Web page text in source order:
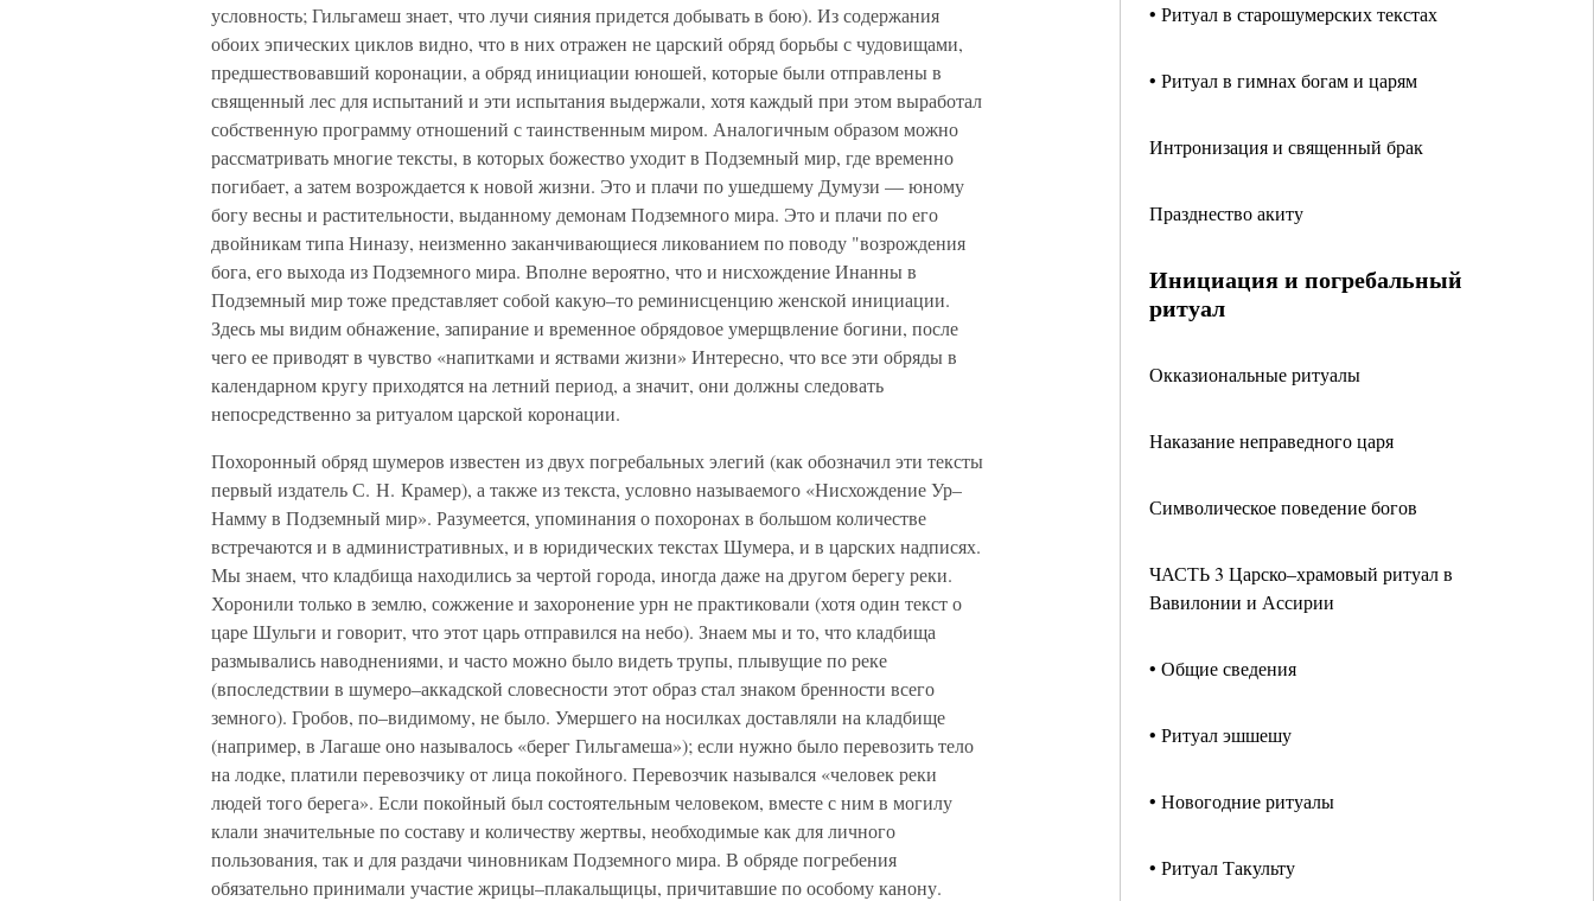
• Ритуал в старошумерских текстах
• Ритуал в гимнах богам и царям
Интронизация и священный брак
Празднество акиту
Инициация и погребальный
ритуал
Окказиональные ритуалы
Наказание неправедного царя
Символическое поведение богов
ЧАСТЬ 3 Царско–храмовый ритуал в
Вавилонии и Ассирии
• Общие сведения
• Ритуал эшшешу
• Новогодние ритуалы
• Ритуал Такульту
условность; Гильгамеш знает, что лучи сияния придется добывать в бою). Из содержания
обоих эпических циклов видно, что в них отражен не царский обряд борьбы с чудовищами,
предшествовавший коронации, а обряд инициации юношей, которые были отправлены в
священный лес для испытаний и эти испытания выдержали, хотя каждый при этом выработал
собственную программу отношений с таинственным миром. Аналогичным образом можно
рассматривать многие тексты, в которых божество уходит в Подземный мир, где временно
погибает, а затем возрождается к новой жизни. Это и плачи по ушедшему Думузи — юному
богу весны и растительности, выданному демонам Подземного мира. Это и плачи по его
двойникам типа Ниназу, неизменно заканчивающиеся ликованием по поводу "возрождения
бога, его выхода из Подземного мира. Вполне вероятно, что и нисхождение Инанны в
Подземный мир тоже представляет собой какую–то реминисценцию женской инициации.
Здесь мы видим обнажение, запирание и временное обрядовое умерщвление богини, после
чего ее приводят в чувство «напитками и яствами жизни» Интересно, что все эти обряды в
календарном кругу приходятся на летний период, а значит, они должны следовать
непосредственно за ритуалом царской коронации.
Похоронный обряд шумеров известен из двух погребальных элегий (как обозначил эти тексты
первый издатель С. Н. Крамер), а также из текста, условно называемого «Нисхождение Ур–
Намму в Подземный мир». Разумеется, упоминания о похоронах в большом количестве
встречаются и в административных, и в юридических текстах Шумера, и в царских надписях.
Мы знаем, что кладбища находились за чертой города, иногда даже на другом берегу реки.
Хоронили только в землю, сожжение и захоронение урн не практиковали (хотя один текст о
царе Шульги и говорит, что этот царь отправился на небо). Знаем мы и то, что кладбища
размывались наводнениями, и часто можно было видеть трупы, плывущие по реке
(впоследствии в шумеро–аккадской словесности этот образ стал знаком бренности всего
земного). Гробов, по–видимому, не было. Умершего на носилках доставляли на кладбище
(например, в Лагаше оно называлось «берег Гильгамеша»); если нужно было перевозить тело
на лодке, платили перевозчику от лица покойного. Перевозчик назывался «человек реки
людей того берега». Если покойный был состоятельным человеком, вместе с ним в могилу
клали значительные по составу и количеству жертвы, необходимые как для личного
пользования, так и для раздачи чиновникам Подземного мира. В обряде погребения
обязательно принимали участие жрицы–плакальщицы, причитавшие по особому канону.